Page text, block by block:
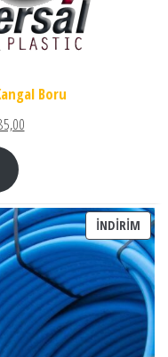
Boru
fiyat: ₺ 4.600,00.
Şu andaki fiyat: ₺ 2.885,00.
İNDIRIM